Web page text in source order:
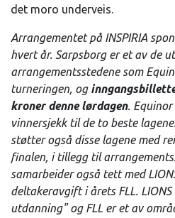
det moro underveis.
Arrangementet på INSPIRIA
hvert år. Sarpsborg er et av de
arrangementsstedene som
turneringen, og
kroner denne lørdagen.
vinnersjekk til de to beste
støtter også disse lagene med
finalen, i tillegg til
samarbeider også tett med
deltakeravgift i årets FLL.
utdanning" og FLL er et av